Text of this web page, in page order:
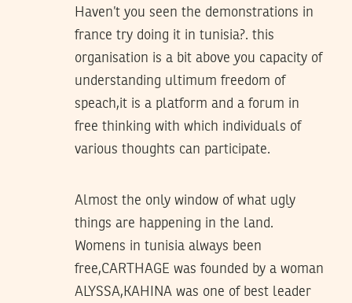
Haven’t you seen the demonstrations in
france try doing it in tunisia?. this
organisation is a bit above you capacity of
understanding ultimum freedom of
speach,it is a platform and a forum in
free thinking with which individuals of
various thoughts can participate.
Almost the only window of what ugly
things are happening in the land.
Womens in tunisia always been
free,CARTHAGE was founded by a woman
ALYSSA,KAHINA was one of best leader